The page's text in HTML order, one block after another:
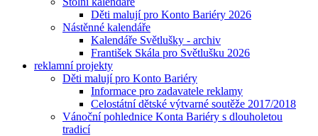
Děti malují pro Konto Bariéry 2026
Nástěnné kalendáře
Kalendáře Světlušky - archiv
František Skála pro Světlušku 2026
reklamní projekty
Děti malují pro Konto Bariéry
Informace pro zadavatele reklamy
Celostátní dětské výtvarné soutěže 2017/2018
Vánoční pohlednice Konta Bariéry s dlouholetou
tradicí